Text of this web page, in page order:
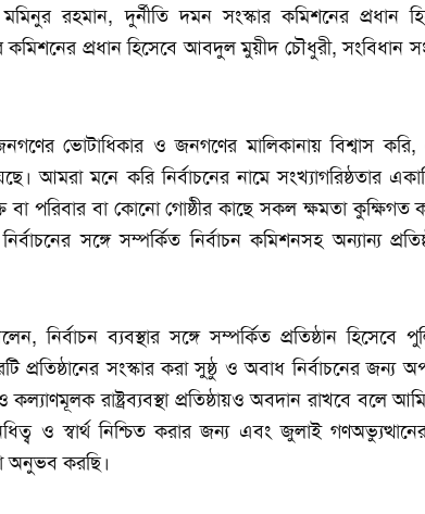
রহমান, দুর্নীতি দমন সংস্কার কমিশনের প্রধান
প্রধান হিসেবে আবদুল মুয়ীদ চৌধুরী, সংবিধান
ভোটাধিকার ও জনগণের মালিকানায় বিশ্বাস করি,
আমরা মনে করি নির্বাচনের নামে সংখ্যাগরিষ্ঠতার
বা পরিবার বা কোনো গোষ্ঠীর কাছে সকল ক্ষমতা কুক্ষিগত
সঙ্গে সম্পর্কিত নির্বাচন কমিশনসহ অন্যান্য
নির্বাচন ব্যবস্থার সঙ্গে সম্পর্কিত প্রতিষ্ঠান
সংস্কার করা সুষ্ঠু ও অবাধ নির্বাচনের জন্য
রাষ্ট্রব্যবস্থা প্রতিষ্ঠায়ও অবদান রাখবে বলে
ও স্বার্থ নিশ্চিত করার জন্য এবং জুলাই
অনুভব করছি।